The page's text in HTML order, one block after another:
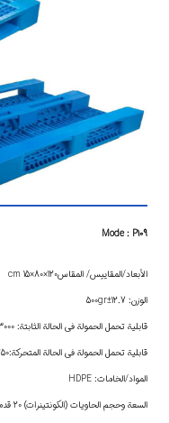
Mode : P109
الأبعاد/المقاييس/ المقاس120×80×15 cm
الوزن: 12.7±500gr
قابلية تحمل الحمولة في الحالة الثابتة: 3000 kg
قابلية تحمل الحمولة في الحالة المتحركة:1250 kg
المواد/الخامات: HDPE
السعة وحجم الحاويات (الكونتينرات) 20 قدم :600 pcs